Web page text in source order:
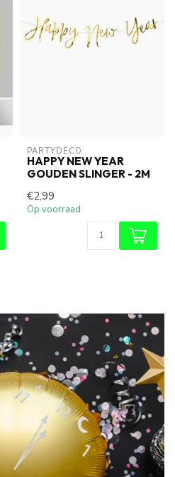
PARTYDECO
HAPPY NEW YEAR
GOUDEN SLINGER - 2M
€2,99
Op voorraad